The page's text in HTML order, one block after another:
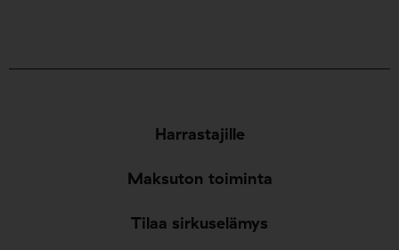
Harrastajille
Maksuton toiminta
Tilaa sirkuselämys